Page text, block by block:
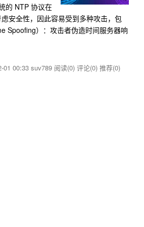
的 NTP 协议在
安全性，因此容易受到多种攻击，包
Spoofing）：攻击者伪造时间服务器响
01 00:33 suv789 阅读(0) 评论(0) 推荐(0)